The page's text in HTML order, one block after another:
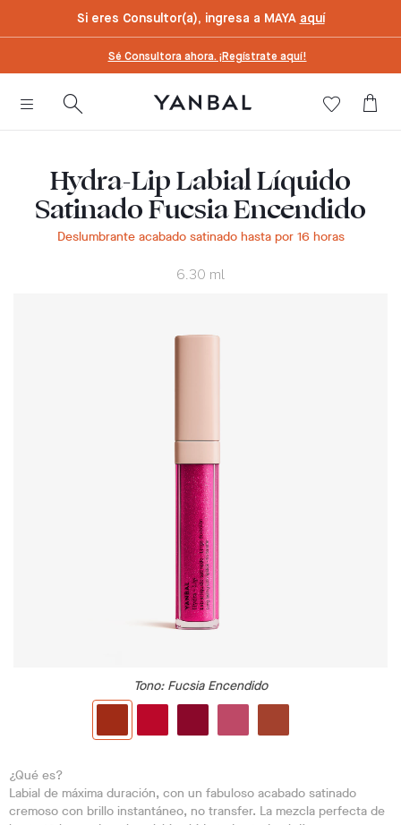
Si eres Consultor(a), ingresa a MAYA aquí
Sé Consultora ahora. ¡Regístrate aquí!
Hydra-Lip Labial Líquido
Satinado Fucsia Encendido
Deslumbrante acabado satinado hasta por 16 horas
6.30 ml
Tono: Fucsia Encendido
¿Qué es?
Labial de máxima duración, con un fabuloso acabado satinado
cremoso con brillo instantáneo, no transfer. La mezcla perfecta de